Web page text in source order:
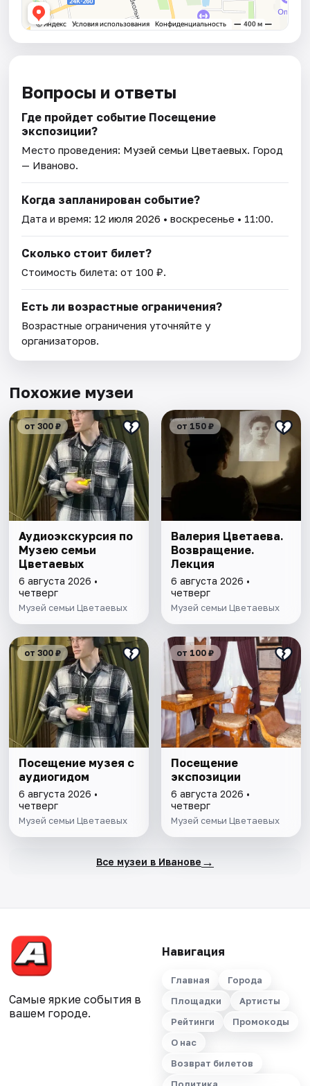
Вопросы и ответы
Где пройдет событие Посещение
экспозиции?
Место проведения: Музей семьи Цветаевых. Город
— Иваново.
Когда запланирован событие?
Дата и время: 12 июля 2026 • воскресенье • 11:00.
Сколько стоит билет?
Стоимость билета: от 100 ₽.
Есть ли возрастные ограничения?
Возрастные ограничения уточняйте у
организаторов.
Похожие музеи
от 300 ₽
Аудиоэкскурсия по
Музею семьи
Цветаевых
6 августа 2026 •
четверг
Музей семьи Цветаевых
от 150 ₽
Валерия Цветаева.
Возвращение.
Лекция
6 августа 2026 •
четверг
Музей семьи Цветаевых
от 300 ₽
Посещение музея с
аудиогидом
6 августа 2026 •
четверг
Музей семьи Цветаевых
от 100 ₽
Посещение
экспозиции
6 августа 2026 •
четверг
Музей семьи Цветаевых
Все музеи в Иванове →
Самые яркие события в
вашем городе.
Навигация
Главная
Города
Площадки
Артисты
Рейтинги
Промокоды
О нас
Возврат билетов